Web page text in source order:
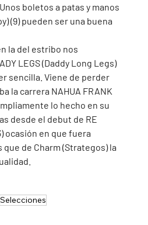
boletos a patas y manos
(9) pueden ser una buena
la del estribo nos
LEGS (Daddy Long Legs)
sencilla. Viene de perder
la carrera NAHUA FRANK
lo hecho en su
desde el debut de RE
ocasión en que fuera
que de Charm (Strategos) la
Selecciones